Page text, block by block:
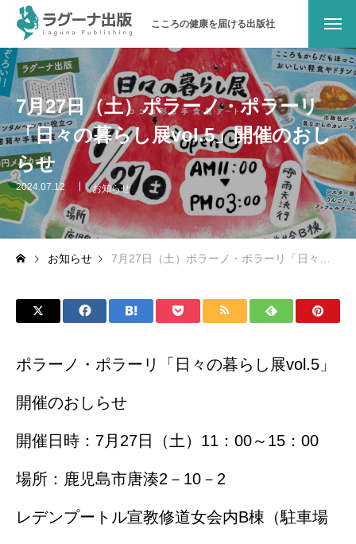
こころの健康を届ける出版社
ラグーナ出版について
メッセージ
会社概要
沿革
地域とのつながり
パブリシティ
お問い合わせ
7月27日（土）ポラーノ・ポラーリ
「日々の暮らし展vol.5」開催のおし
らせ
2024.07.12 お知らせ
お知らせ 7月27日（土）ポラーノ・ポラーリ「日々の暮らし展vol.5」開催のおしらせ
ポラーノ・ポラーリ「日々の暮らし展vol.5」
開催のおしらせ
開催日時：7月27日（土）11：00～15：00
場所：鹿児島市唐湊2－10－2
レデンプートル宣教修道女会内B棟（駐車場